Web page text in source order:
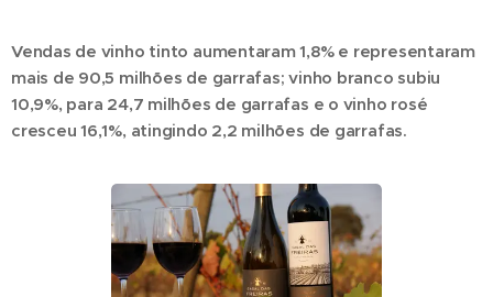
Vendas de vinho tinto aumentaram 1,8% e representaram
mais de 90,5 milhões de garrafas; vinho branco subiu
10,9%, para 24,7 milhões de garrafas e o vinho rosé
cresceu 16,1%, atingindo 2,2 milhões de garrafas.